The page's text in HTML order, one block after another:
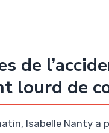
de
lourd de
Isabelle Nanty a